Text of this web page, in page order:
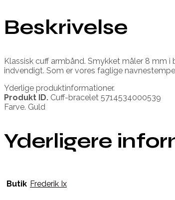
Beskrivelse
Klassisk cuff armbånd. Smykket måler 8 mm
indvendigt. Som er vores faglige
Yderlige produktinformationer.
Produkt ID. Cuff-bracelet 5714534000539
Farve. Guld
Yderligere
Butik Frederik Ix